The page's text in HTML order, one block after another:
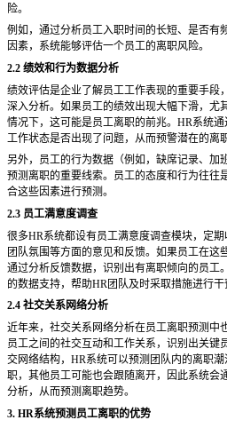
险。
例如，通过分析员工入职时间的长短、是否有
因素，系统能够评估一个员工的离职风险。
2.2 绩效和行为数据分析
绩效评估是企业了解员工工作表现的重要手段，
深入分析。如果员工的绩效出现大幅下滑，尤
情况下，这可能是员工离职的前兆。HR系统
工作状态是否出现了问题，从而预警潜在的离
另外，员工的行为数据（例如，缺席记录、加
预测离职的重要线索。员工的态度和行为往往
合这些因素进行预测。
2.3 员工满意度调查
很多HR系统都设有员工满意度调查模块，定期
团队氛围等方面的意见和反馈。如果员工在这
通过分析反馈数据，识别出有离职倾向的员工
的数据支持，帮助HR团队及时采取措施进行干
2.4 社交关系网络分析
近年来，社交关系网络分析在员工离职预测中
员工之间的社交互动和工作关系，识别出关键
交网络结构，HR系统可以预测团队内的离职
职，其他员工可能也会跟随离开，因此系统会
分析，从而预测离职趋势。
3. HR系统预测员工离职的优势